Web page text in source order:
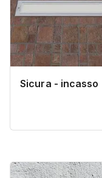
Sicura - incasso